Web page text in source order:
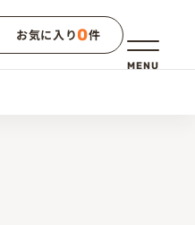
メニュー
MENU
お気に入り0件